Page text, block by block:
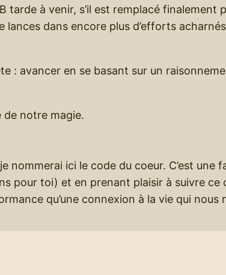
tarde à venir, s’il est remplacé finalement
dans encore plus d’efforts
: avancer en se basant sur un
de notre magie.
nommerai ici le code du coeur. C’est une
pour toi) et en prenant plaisir à suivre ce
qu’une connexion à la vie qui nous